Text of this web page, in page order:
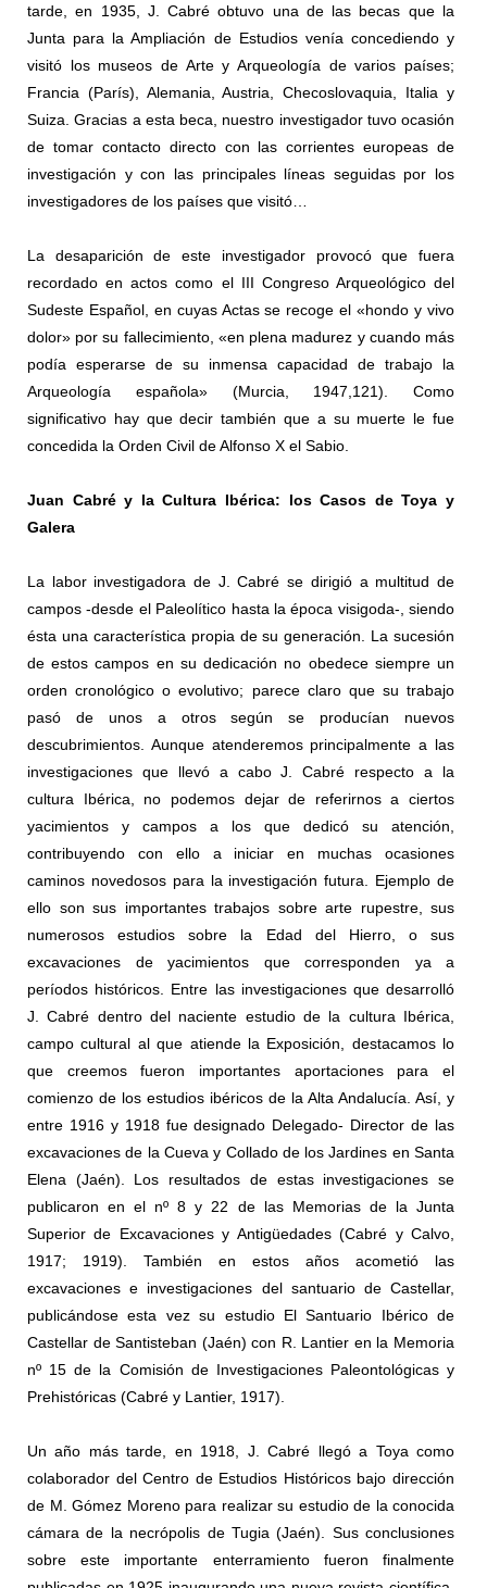
tarde, en 1935, J. Cabré obtuvo una de las becas que la
Junta para la Ampliación de Estudios venía concediendo y
visitó los museos de Arte y Arqueología de varios países;
Francia (París), Alemania, Austria, Checoslovaquia, Italia y
Suiza. Gracias a esta beca, nuestro investigador tuvo ocasión
de tomar contacto directo con las corrientes europeas de
investigación y con las principales líneas seguidas por los
investigadores de los países que visitó…
La desaparición de este investigador provocó que fuera
recordado en actos como el III Congreso Arqueológico del
Sudeste Español, en cuyas Actas se recoge el «hondo y vivo
dolor» por su fallecimiento, «en plena madurez y cuando más
podía esperarse de su inmensa capacidad de trabajo la
Arqueología española» (Murcia, 1947,121). Como
significativo hay que decir también que a su muerte le fue
concedida la Orden Civil de Alfonso X el Sabio.
Juan Cabré y la Cultura Ibérica: los Casos de Toya y
Galera
La labor investigadora de J. Cabré se dirigió a multitud de
campos -desde el Paleolítico hasta la época visigoda-, siendo
ésta una característica propia de su generación. La sucesión
de estos campos en su dedicación no obedece siempre un
orden cronológico o evolutivo; parece claro que su trabajo
pasó de unos a otros según se producían nuevos
descubrimientos. Aunque atenderemos principalmente a las
investigaciones que llevó a cabo J. Cabré respecto a la
cultura Ibérica, no podemos dejar de referirnos a ciertos
yacimientos y campos a los que dedicó su atención,
contribuyendo con ello a iniciar en muchas ocasiones
caminos novedosos para la investigación futura. Ejemplo de
ello son sus importantes trabajos sobre arte rupestre, sus
numerosos estudios sobre la Edad del Hierro, o sus
excavaciones de yacimientos que corresponden ya a
períodos históricos. Entre las investigaciones que desarrolló
J. Cabré dentro del naciente estudio de la cultura Ibérica,
campo cultural al que atiende la Exposición, destacamos lo
que creemos fueron importantes aportaciones para el
comienzo de los estudios ibéricos de la Alta Andalucía. Así, y
entre 1916 y 1918 fue designado Delegado- Director de las
excavaciones de la Cueva y Collado de los Jardines en Santa
Elena (Jaén). Los resultados de estas investigaciones se
publicaron en el nº 8 y 22 de las Memorias de la Junta
Superior de Excavaciones y Antigüedades (Cabré y Calvo,
1917; 1919). También en estos años acometió las
excavaciones e investigaciones del santuario de Castellar,
publicándose esta vez su estudio El Santuario Ibérico de
Castellar de Santisteban (Jaén) con R. Lantier en la Memoria
nº 15 de la Comisión de Investigaciones Paleontológicas y
Prehistóricas (Cabré y Lantier, 1917).
Un año más tarde, en 1918, J. Cabré llegó a Toya como
colaborador del Centro de Estudios Históricos bajo dirección
de M. Gómez Moreno para realizar su estudio de la conocida
cámara de la necrópolis de Tugia (Jaén). Sus conclusiones
sobre este importante enterramiento fueron finalmente